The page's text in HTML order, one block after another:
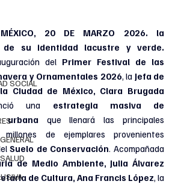
SOCIAL
20 DE MARZO 2026. la
del Primer Festival de las
y Ornamentales 2026, la Jefa de
Ciudad de México, Clara Brugada
una estrategia masiva de
urbana que llenará las principales
de ejemplares provenientes
Suelo de Conservación. Acompañada
de Medio Ambiente, Julia Álvarez
de Cultura, Ana Francis López, la